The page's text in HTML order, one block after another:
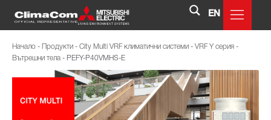
EN
Начало - Продукти - City Multi VRF климатични системи - VRF Y серия -
Вътрешни тела - PEFY-P40VMHS-E